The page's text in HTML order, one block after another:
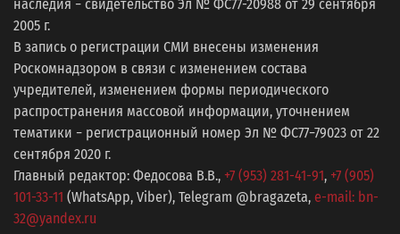
наследия − свидетельство Эл № ФС77-20988 от 29 сентября
2005 г.
В запись о регистрации СМИ внесены изменения
Роскомнадзором в связи с изменением состава
учредителей, изменением формы периодического
распространения массовой информации, уточнением
тематики − регистрационный номер Эл № ФС77−79023 от 22
сентября 2020 г.
Главный редактор: Федосова В.В., +7 (953) 281-41-91, +7 (905)
101-33-11 (WhatsApp, Viber), Telegram @bragazeta, e-mail: bn-
32@yandex.ru